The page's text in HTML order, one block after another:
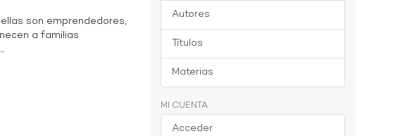
son emprendedores,
a familias
Autores
Títulos
Materias
MI CUENTA
Acceder